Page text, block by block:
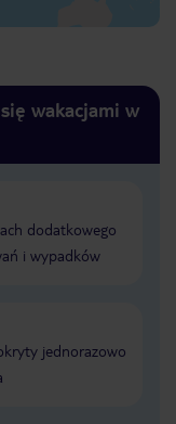
wakacjami w
dodatkowego
i wypadków
jednorazowo